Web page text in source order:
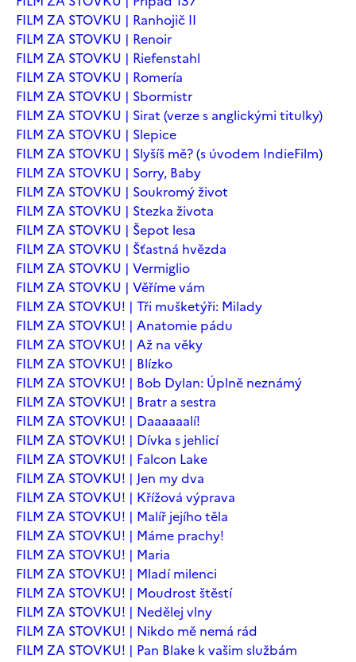
FILM ZA STOVKU | Ranhojič II
FILM ZA STOVKU | Renoir
FILM ZA STOVKU | Riefenstahl
FILM ZA STOVKU | Romería
FILM ZA STOVKU | Sbormistr
FILM ZA STOVKU | Sirat (verze s anglickými titulky)
FILM ZA STOVKU | Slepice
FILM ZA STOVKU | Slyšíš mě? (s úvodem IndieFilm)
FILM ZA STOVKU | Sorry, Baby
FILM ZA STOVKU | Soukromý život
FILM ZA STOVKU | Stezka života
FILM ZA STOVKU | Šepot lesa
FILM ZA STOVKU | Šťastná hvězda
FILM ZA STOVKU | Vermiglio
FILM ZA STOVKU | Věříme vám
FILM ZA STOVKU! | Tři mušketýři: Milady
FILM ZA STOVKU! | Anatomie pádu
FILM ZA STOVKU! | Až na věky
FILM ZA STOVKU! | Blízko
FILM ZA STOVKU! | Bob Dylan: Úplně neznámý
FILM ZA STOVKU! | Bratr a sestra
FILM ZA STOVKU! | Daaaaaalí!
FILM ZA STOVKU! | Dívka s jehlicí
FILM ZA STOVKU! | Falcon Lake
FILM ZA STOVKU! | Jen my dva
FILM ZA STOVKU! | Křížová výprava
FILM ZA STOVKU! | Malíř jejího těla
FILM ZA STOVKU! | Máme prachy!
FILM ZA STOVKU! | Maria
FILM ZA STOVKU! | Mladí milenci
FILM ZA STOVKU! | Moudrost štěstí
FILM ZA STOVKU! | Nedělej vlny
FILM ZA STOVKU! | Nikdo mě nemá rád
FILM ZA STOVKU! | Pan Blake k vašim službám